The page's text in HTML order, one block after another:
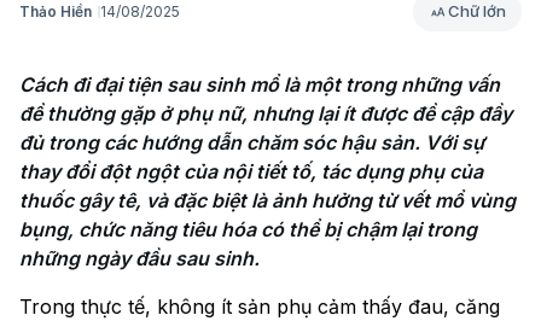
Thảo Hiền 14/08/2025 Chữ lớn
Chữ lớn
Cách đi đại tiện sau sinh mổ là một trong những vấn
đề thường gặp ở phụ nữ, nhưng lại ít được đề cập đầy
đủ trong các hướng dẫn chăm sóc hậu sản. Với sự
thay đổi đột ngột của nội tiết tố, tác dụng phụ của
thuốc gây tê, và đặc biệt là ảnh hưởng từ vết mổ vùng
bụng, chức năng tiêu hóa có thể bị chậm lại trong
những ngày đầu sau sinh.
Trong thực tế, không ít sản phụ cảm thấy đau, căng